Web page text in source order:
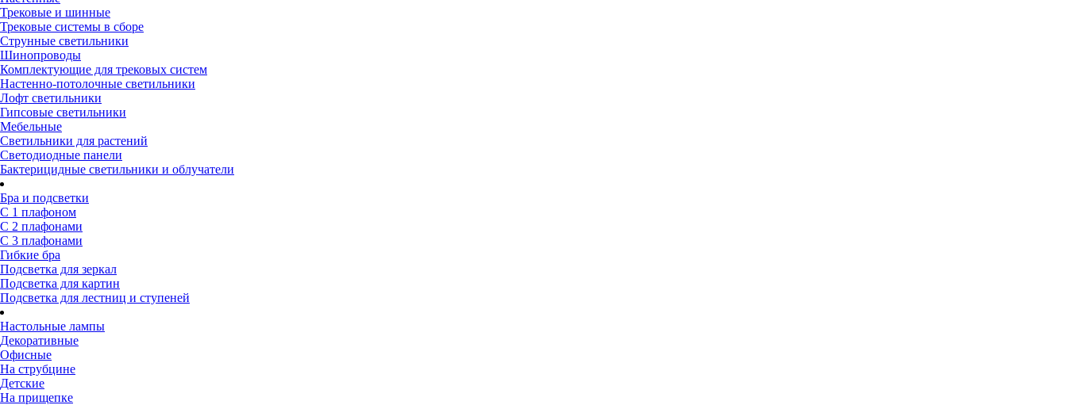
Трековые и шинные
Трековые системы в сборе
Струнные светильники
Шинопроводы
Комплектующие для трековых систем
Настенно-потолочные светильники
Лофт светильники
Гипсовые светильники
Мебельные
Светильники для растений
Светодиодные панели
Бактерицидные светильники и облучатели
Бра и подсветки
С 1 плафоном
С 2 плафонами
С 3 плафонами
Гибкие бра
Подсветка для зеркал
Подсветка для картин
Подсветка для лестниц и ступеней
Настольные лампы
Декоративные
Офисные
На струбцине
Детские
На прищепке